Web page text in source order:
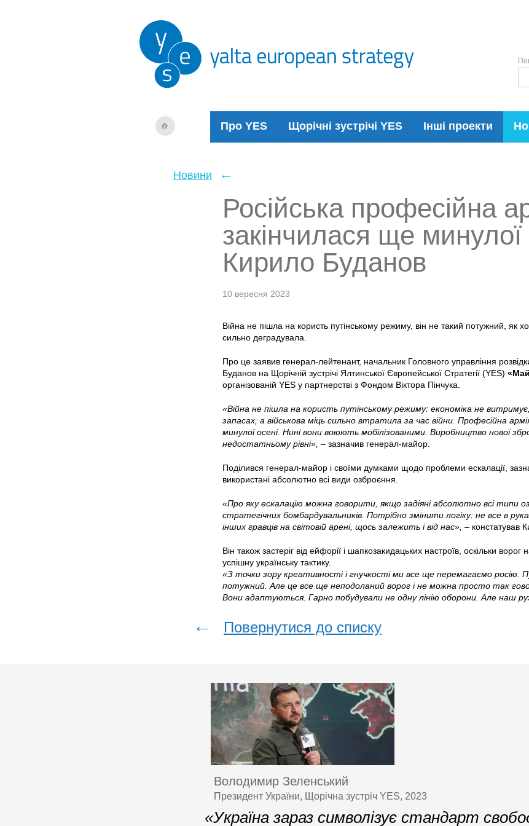
Про YES Щорічні зустрічі YES Інші проекти
Новини ←
Російська професійна
закінчилася ще минулої
Кирило Буданов
10 вересня 2023
Війна не пішла на користь путінському режиму, він не такий потужний, як
сильно деградувала.
Про це заявив генерал-лейтенант, начальник Головного управління
Буданов на Щорічній зустрічі Ялтинської Європейської Стратегії (YES)
організованій YES у партнерстві з Фондом Віктора Пінчука.
«Війна не пішла на користь путінському режиму: економіка не
запасах, а військова міць сильно втратила за час війни. Професійна
минулої осені. Нині вони воюють мобілізованими. Виробництво нової
недостатньому рівні», – зазначив генерал-майор.
Поділився генерал-майор і своїми думками щодо проблеми ескалації,
використані абсолютно всі види озброєння.
«Про яку ескалацію можна говорити, якщо задіяні абсолютно всі типи
стратегічних бомбардувальників. Потрібно змінити логіку: не все в
інших гравців на світовій арені, щось залежить і від нас», – констатував
Він також застеріг від ейфорії і шапкозакидацьких настроїв, оскільки
успішну українську тактику.
«З точки зору креативності і гнучкості ми все ще перемагаємо росію.
потужний. Але це все ще неподоланий ворог і не можна просто так
Вони адаптуються. Гарно побудували не одну лінію оборони. Але наш
← Повернутися до списку
Володимир Зеленський
Президент України, Щорічна зустріч YES, 2023
«Україна зараз символізує стандарт